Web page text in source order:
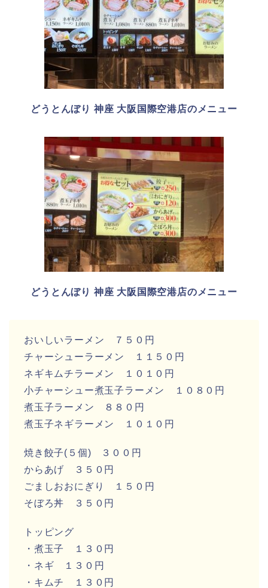
どうとんぼり 神座 大阪国際空港店のメニュー
どうとんぼり 神座 大阪国際空港店のメニュー
おいしいラーメン ７５０円
チャーシューラーメン １１５０円
ネギキムチラーメン １０１０円
小チャーシュー煮玉子ラーメン １０８０円
煮玉子ラーメン ８８０円
煮玉子ネギラーメン １０１０円
焼き餃子(５個) ３００円
からあげ ３５０円
ごましおおにぎり １５０円
そぼろ丼 ３５０円
トッピング
・煮玉子 １３０円
・ネギ １３０円
・キムチ １３０円